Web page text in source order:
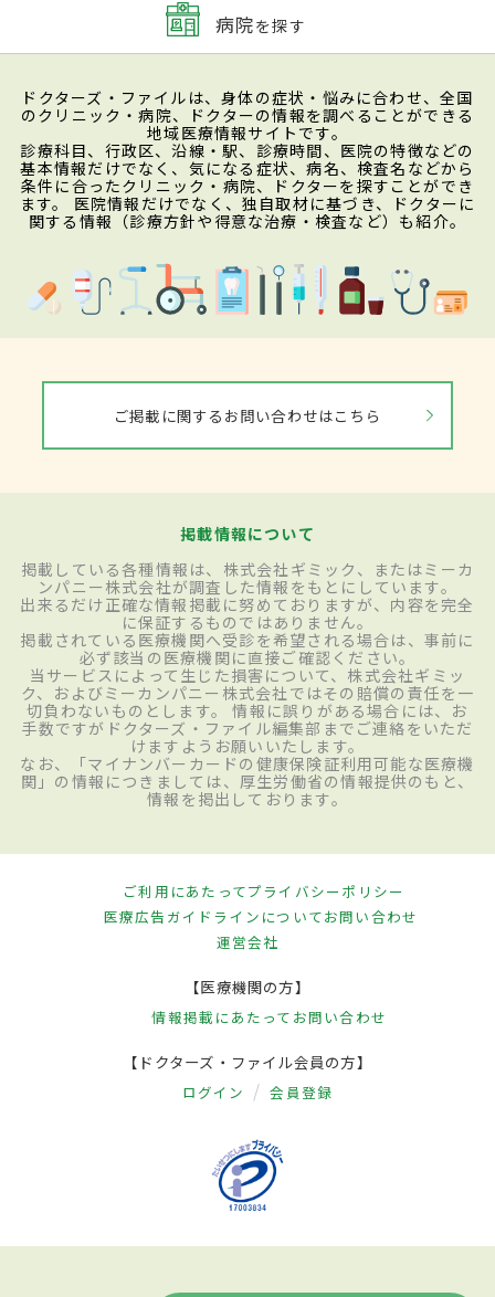
病院を探す
ドクターズ・ファイルは、身体の症状・悩みに合わせ、全国
のクリニック・病院、ドクターの情報を調べることができる
地域医療情報サイトです。
診療科目、行政区、沿線・駅、診療時間、医院の特徴などの
基本情報だけでなく、気になる症状、病名、検査名などから
条件に合ったクリニック・病院、ドクターを探すことができ
ます。 医院情報だけでなく、独自取材に基づき、ドクターに
関する情報（診療方針や得意な治療・検査など）も紹介。
ご掲載に関するお問い合わせはこちら
掲載情報について
掲載している各種情報は、株式会社ギミック、またはミーカ
ンパニー株式会社が調査した情報をもとにしています。
出来るだけ正確な情報掲載に努めておりますが、内容を完全
に保証するものではありません。
掲載されている医療機関へ受診を希望される場合は、事前に
必ず該当の医療機関に直接ご確認ください。
当サービスによって生じた損害について、株式会社ギミッ
ク、およびミーカンパニー株式会社ではその賠償の責任を一
切負わないものとします。 情報に誤りがある場合には、お
手数ですがドクターズ・ファイル編集部までご連絡をいただ
けますようお願いいたします。
なお、「マイナンバーカードの健康保険証利用可能な医療機
関」の情報につきましては、厚生労働省の情報提供のもと、
情報を掲出しております。
ご利用にあたってプライバシーポリシー
医療広告ガイドラインについてお問い合わせ
運営会社
【医療機関の方】
情報掲載にあたって お問い合わせ
【ドクターズ・ファイル会員の方】
ログイン 会員登録